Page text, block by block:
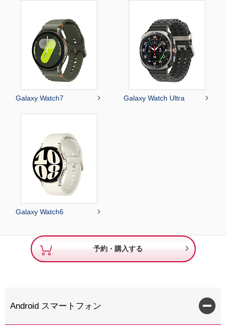
Galaxy Watch7  Galaxy Watch Ultra 
Galaxy Watch6 
予約・購入する 
Android スマートフォン